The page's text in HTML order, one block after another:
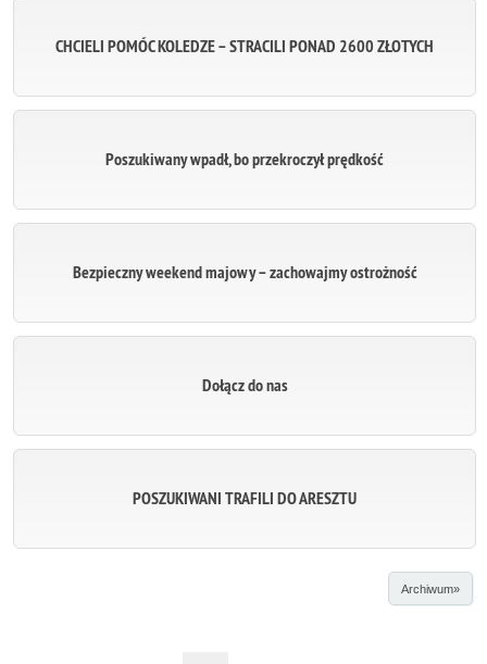
CHCIELI POMÓC KOLEDZE – STRACILI PONAD 2600 ZŁOTYCH
Poszukiwany wpadł, bo przekroczył prędkość
Bezpieczny weekend majowy – zachowajmy ostrożność
Dołącz do nas
POSZUKIWANI TRAFILI DO ARESZTU
Archiwum»